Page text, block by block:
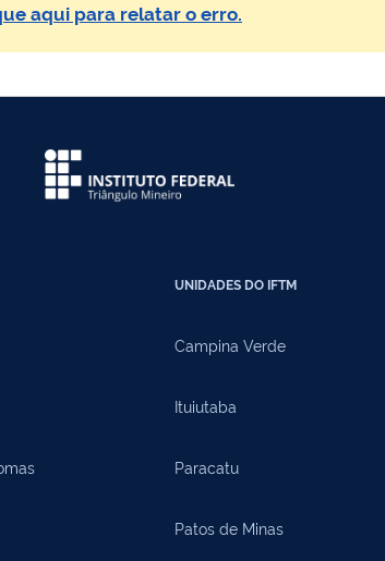
aqui para relatar o erro.
UNIDADES DO IFTM
Campina Verde
Ituiutaba
Paracatu
Patos de Minas